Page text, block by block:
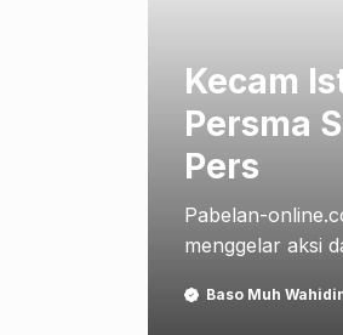
Kecam
Persma
Pers
Pabelan-
menggelar aksi
Baso Muh